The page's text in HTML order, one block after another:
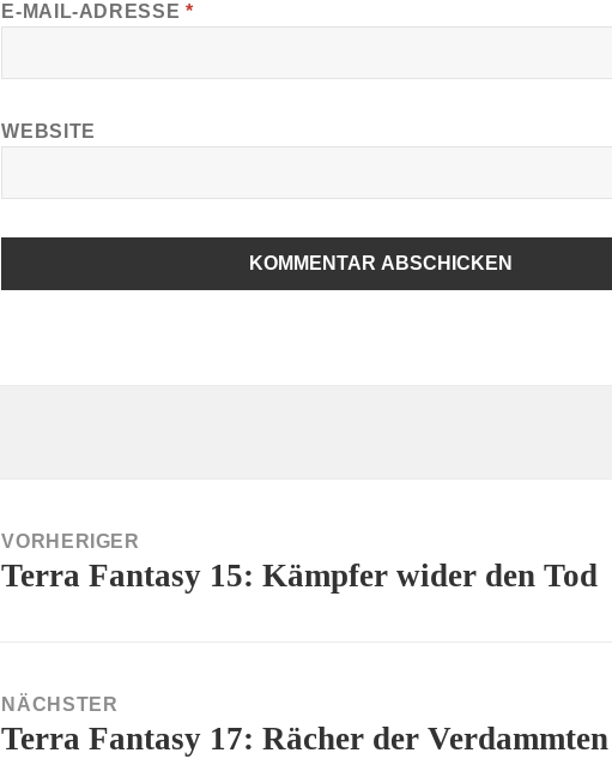
E-MAIL-ADRESSE *
WEBSITE
VORHERIGER
Vorheriger
Terra Fantasy 15: Kämpfer wider den Tod
NÄCHSTER
Nächster
Terra Fantasy 17: Rächer der Verdammten